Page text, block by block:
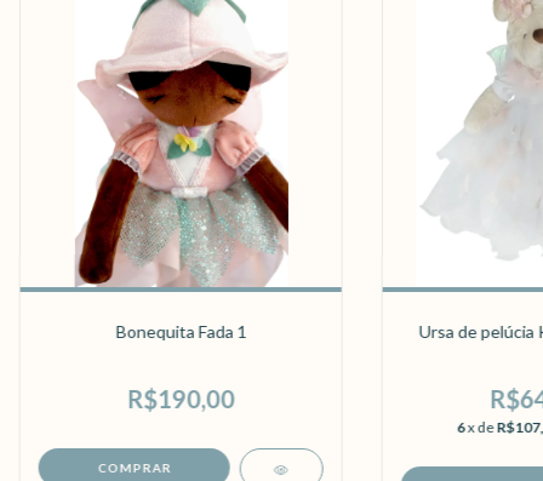
Bonequita Fada 1
R$190,00
Ursa de
6x de